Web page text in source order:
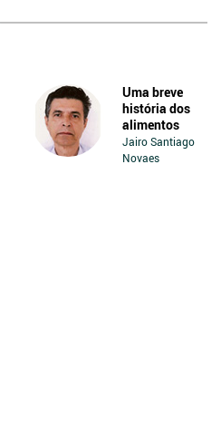
Uma breve
história dos
alimentos
Jairo Santiago
Novaes